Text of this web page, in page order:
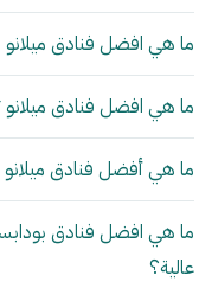
ما هي افضل فنادق
ما هي افضل فنادق
ما هي أفضل فنادق
ما هي افضل فنادق
عالية؟